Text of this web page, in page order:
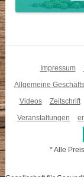
Impressum
Allgemeine
Videos
Zeitschrift
Veranstaltungen
* Alle